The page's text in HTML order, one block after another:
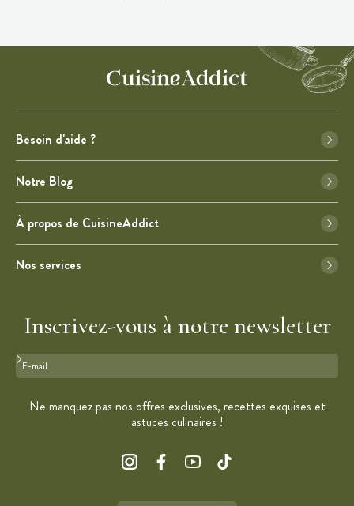
Besoin d'aide ?
Notre Blog
À propos de CuisineAddict
Nos services
Inscrivez-vous à notre newsletter
Format : adresse@email.com
Ne manquez pas nos offres exclusives, recettes exquises et
astuces culinaires !